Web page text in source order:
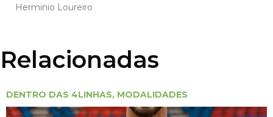
Herminio Loureiro
Relacionadas
DENTRO DAS 4LINHAS, MODALIDADES